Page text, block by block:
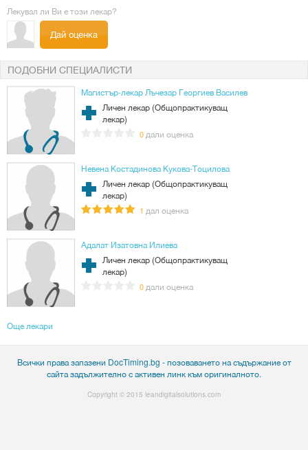
Лекувал ли Ви е този лекар?
Дай оценка
ПОДОБНИ СПЕЦИАЛИСТИ
Магистър-лекар Лъчезар Георгиев Василев
Личен лекар (Общопрактикуващ
лекар)
0 дали оценка
Невена Костадинова Кукова-Тоцилова
Личен лекар (Общопрактикуващ
лекар)
1 дал оценка
Адалат Изатовна Илиева
Личен лекар (Общопрактикуващ
лекар)
0 дали оценка
Още лекари
Всички права запазени DocTiming.bg - позоваването на съдържание от
сайта задължително с активен линк към оригиналното.
Copyright © 2015 leandigitalsolutions.com